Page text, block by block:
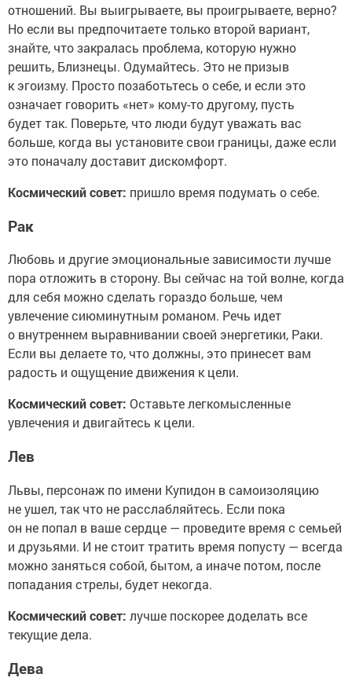
отношений. Вы выигрываете, вы проигрываете, верно?
Но если вы предпочитаете только второй вариант,
знайте, что закралась проблема, которую нужно
решить, Близнецы. Одумайтесь. Это не призыв
к эгоизму. Просто позаботьтесь о себе, и если это
означает говорить «нет» кому-то другому, пусть
будет так. Поверьте, что люди будут уважать вас
больше, когда вы установите свои границы, даже если
это поначалу доставит дискомфорт.
Космический совет: пришло время подумать о себе.
Рак
Любовь и другие эмоциональные зависимости лучше
пора отложить в сторону. Вы сейчас на той волне, когда
для себя можно сделать гораздо больше, чем
увлечение сиюминутным романом. Речь идет
о внутреннем выравнивании своей энергетики, Раки.
Если вы делаете то, что должны, это принесет вам
радость и ощущение движения к цели.
Космический совет: Оставьте легкомысленные
увлечения и двигайтесь к цели.
Лев
Львы, персонаж по имени Купидон в самоизоляцию
не ушел, так что не расслабляйтесь. Если пока
он не попал в ваше сердце — проведите время с семьей
и друзьями. И не стоит тратить время попусту — всегда
можно заняться собой, бытом, а иначе потом, после
попадания стрелы, будет некогда.
Космический совет: лучше поскорее доделать все
текущие дела.
Дева